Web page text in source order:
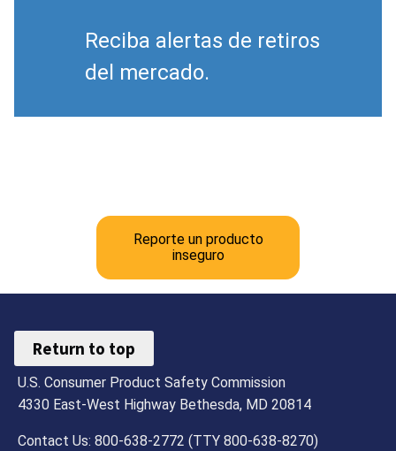
Reciba alertas de retiros
del mercado.
Reporte un producto
inseguro
Return to top
U.S. Consumer Product Safety Commission
4330 East-West Highway Bethesda, MD 20814
Contact Us: 800-638-2772 (TTY 800-638-8270)